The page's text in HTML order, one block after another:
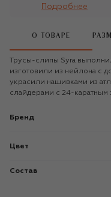
Подробнее
О ТОВАРЕ
Трусы-слипы Syra
изготовили из нейлона с
украсили нашивками из
слайдерами с 24-
Бренд
Цвет
Состав